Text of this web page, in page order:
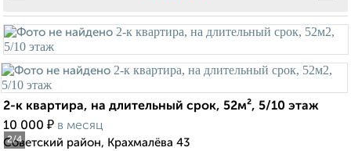
2/4
2-к квартира, на длительный срок, 52м², 5/10 этаж
10 000 ₽ в месяц
Советский район, Крахмалёва 43